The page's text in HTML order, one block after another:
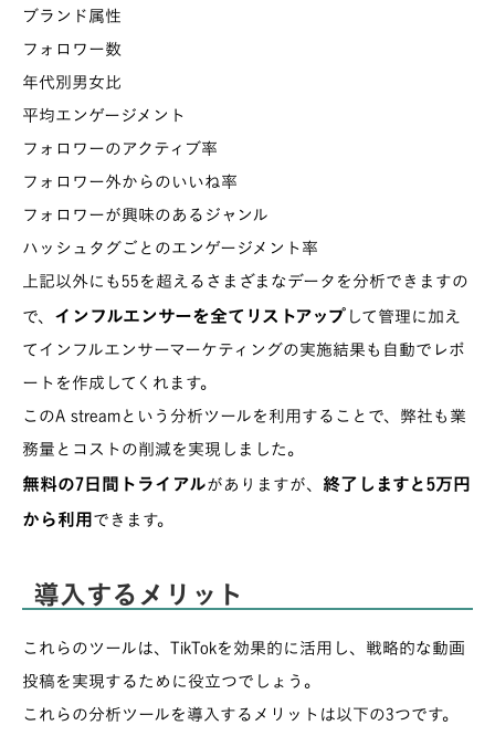
ブランド属性
フォロワー数
年代別男女比
平均エンゲージメント
フォロワーのアクティブ率
フォロワー外からのいいね率
フォロワーが興味のあるジャンル
ハッシュタグごとのエンゲージメント率
上記以外にも55を超えるさまざまなデータを分析できますの
で、 インフルエンサーを全てリストアップして管理に加え
てインフルエンサーマーケティングの実施結果も自動でレポ
ートを作成してくれます。
このA streamという分析ツールを利用することで、弊社も業
務量とコストの削減を実現しました。
無料の7日間トライアルがありますが、 終了しますと5万円
から利用できます。
導入するメリット
これらのツールは、TikTokを効果的に活用し、戦略的な動画
投稿を実現するために役立つでしょう。
これらの分析ツールを導入するメリットは以下の3つです。